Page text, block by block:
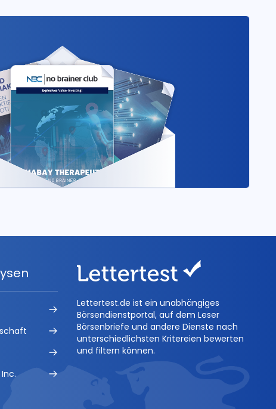
Lettertest.de ist ein unabhängiges
Börsendienstportal, auf dem Leser
Börsenbriefe und andere Dienste nach
unterschiedlichsten Kritereien bewerten
und filtern können.